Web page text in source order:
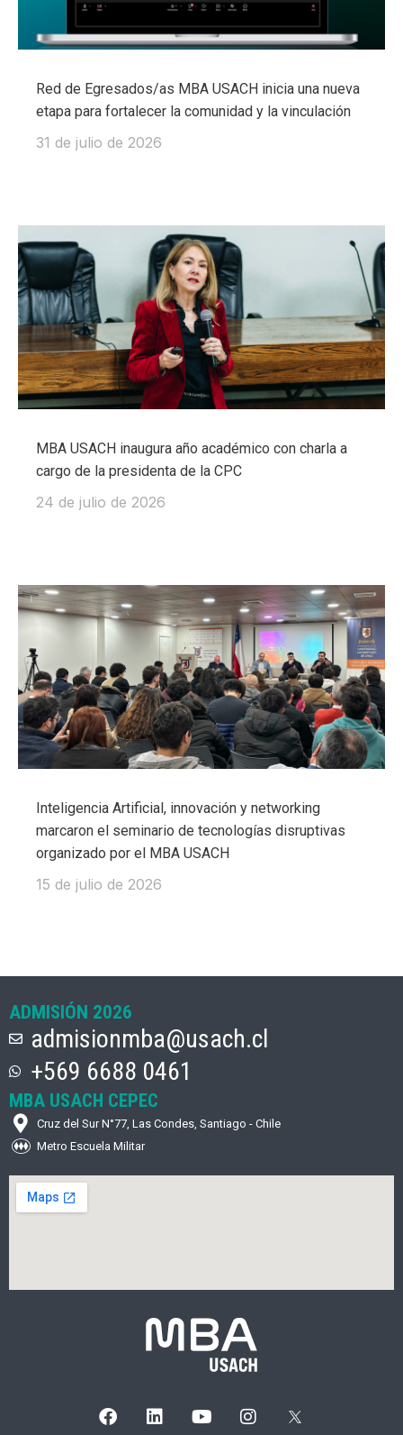
Red de Egresados/as MBA USACH inicia una nueva
etapa para fortalecer la comunidad y la vinculación
31 de julio de 2026
MBA USACH inaugura año académico con charla a
cargo de la presidenta de la CPC
24 de julio de 2026
Inteligencia Artificial, innovación y networking
marcaron el seminario de tecnologías disruptivas
organizado por el MBA USACH
15 de julio de 2026
ADMISIÓN 2026
admisionmba@usach.cl
+569 6688 0461
MBA USACH CEPEC
Cruz del Sur N°77, Las Condes, Santiago - Chile
Metro Escuela Militar